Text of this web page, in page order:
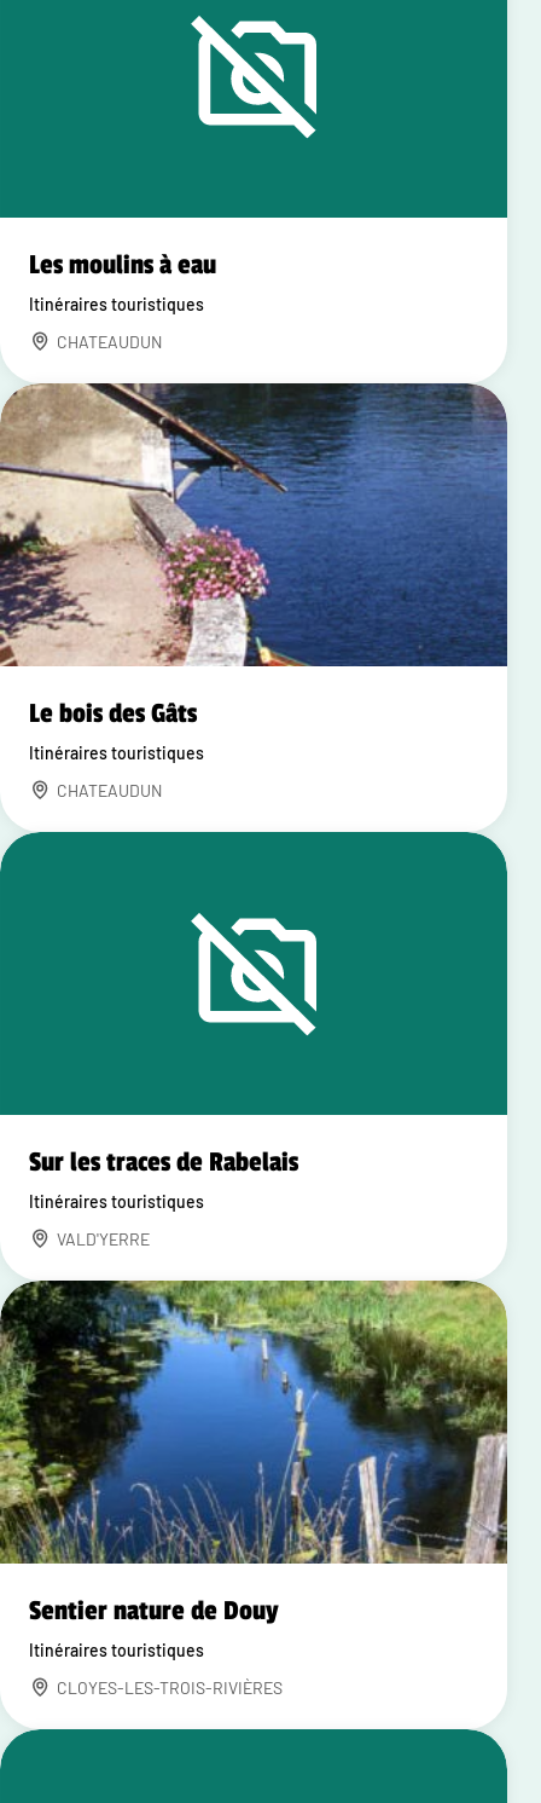
Les moulins à eau
Itinéraires touristiques
CHATEAUDUN
Le bois des Gâts
Itinéraires touristiques
CHATEAUDUN
Sur les traces de Rabelais
Itinéraires touristiques
VALD'YERRE
Sentier nature de Douy
Itinéraires touristiques
CLOYES-LES-TROIS-RIVIÈRES